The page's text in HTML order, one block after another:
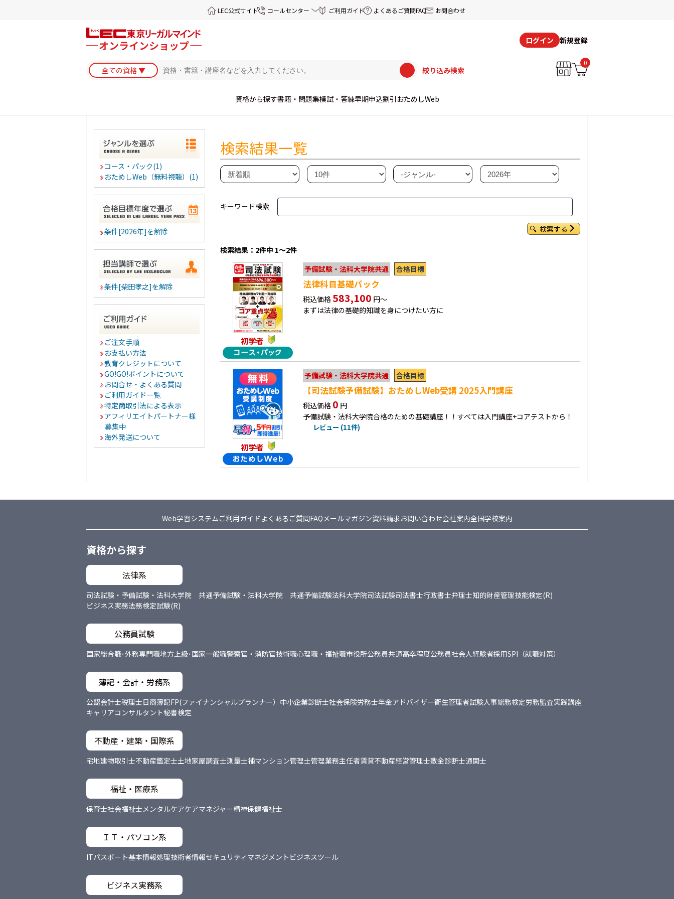
LEC公式サイト コールセンター ご利用ガイド よくあるご質問FAQ お問合わせ
ログイン 新規登録
絞り込み検索
0
資格から探す書籍・問題集模試・答練早期申込割引 おためしWeb
コース・パック(1)
おためしWeb（無料視聴）(1)
条件[2026年]を解除
条件[柴田孝之]を解除
ご注文手順
お支払い方法
教育クレジットについて
GO!GO!ポイントについて
お問合せ・よくある質問
ご利用ガイド一覧
特定商取引法による表示
アフィリエイトパートナー様
募集中
海外発送について
検索結果一覧
キーワード検索
検索する
検索結果：2件中 1～2件
初学者
予備試験・法科大学院共通 合格目標
法律科目基礎パック
税込価格 583,100 円～
まずは法律の基礎的知識を身につけたい方に
初学者
予備試験・法科大学院共通 合格目標
【司法試験予備試験】おためしWeb受講 2025入門講座
税込価格 0 円
予備試験・法科大学院合格のための基礎講座！！すべては入門講座+コアテストから！
レビュー (11件)
Web学習システムご利用ガイド よくあるご質問FAQメールマガジン資料請求お問い合わせ会社案内全国学校案内
資格から探す
法律系
司法試験・予備試験・法科大学院 共通予備試験・法科大学院 共通予備試験法科大学院司法試験司法書士行政書士弁理士知的財産管理技能検定(R)
ビジネス実務法務検定試験(R)
公務員試験
国家総合職･外務専門職地方上級･国家一般職警察官・消防官技術職心理職・福祉職市役所公務員共通高卒程度公務員社会人経験者採用SPI（就職対策）
簿記・会計・労務系
公認会計士税理士日商簿記FP(ファイナンシャルプランナー） 中小企業診断士社会保険労務士年金アドバイザー衛生管理者試験人事総務検定労務監査実践講座
キャリアコンサルタント秘書検定
不動産・建築・国際系
宅地建物取引士不動産鑑定士土地家屋調査士測量士補マンション管理士管理業務主任者賃貸不動産経営管理士敷金診断士通関士
福祉・医療系
保育士社会福祉士メンタルケアケアマネジャー精神保健福祉士
ＩＴ・パソコン系
ITパスポート基本情報処理技術者情報セキュリティマネジメント ビジネスツール
ビジネス実務系